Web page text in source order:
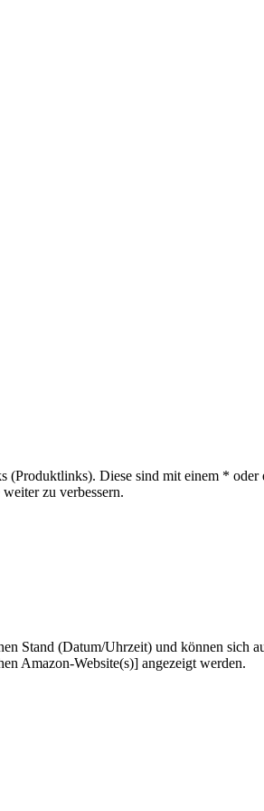
(Produktlinks). Diese sind mit einem *
zu verbessern.
Stand (Datum/Uhrzeit) und können sich
Amazon-Website(s)] angezeigt werden.